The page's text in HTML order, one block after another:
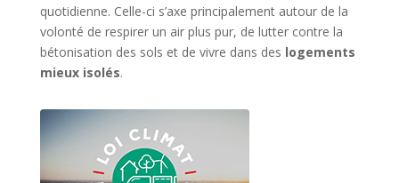
quotidienne. Celle-ci s’axe principalement autour de la
volonté de respirer un air plus pur, de lutter contre la
bétonisation des sols et de vivre dans des logements
mieux isolés.